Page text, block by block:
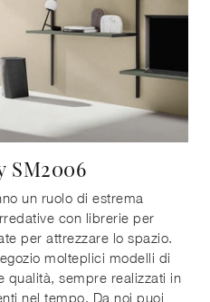
SM2006
un ruolo di estrema
con librerie per
per attrezzare lo spazio.
molteplici modelli di
qualità, sempre realizzati in
nel tempo. Da noi puoi